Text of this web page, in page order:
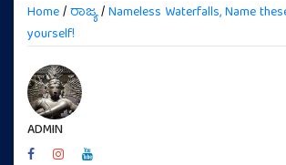
Home/ರಾಜ್ಯ/Nameless Waterfalls, Name
yourself!
ADMIN